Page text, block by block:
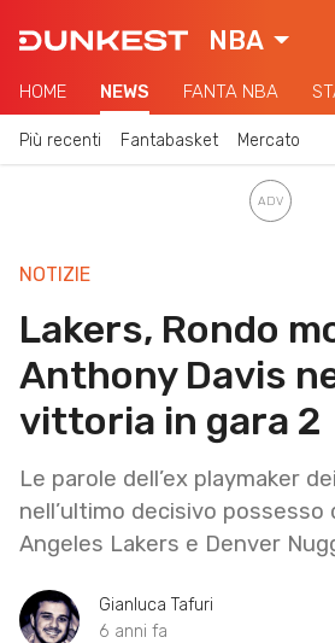
NBA
HOME NEWS FANTA NBA
Più recenti Fantabasket Mercato
NOTIZIE
Lakers, Rondo
Anthony Davis
vittoria in gara 2
Le parole dell’ex playmaker
nell’ultimo decisivo possesso
Angeles Lakers e Denver
Gianluca Tafuri
6 anni fa